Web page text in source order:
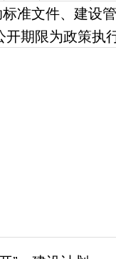
准文件、建设
期限为政策执